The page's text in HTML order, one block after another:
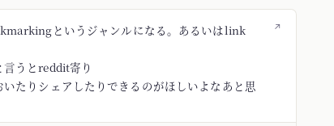
↗
というジャンルになる。あるいはlink
うとreddit寄り
たりシェアしたりできるのがほしいよなあと思